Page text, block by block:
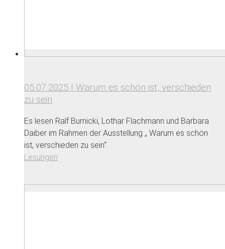
05.07.2025 | Warum es schön ist, verschieden
zu sein
Es lesen Ralf Burnicki, Lothar Flachmann und Barbara
Daiber im Rahmen der Ausstellung „ Warum es schön
ist, verschieden zu sein“.
Lesungen